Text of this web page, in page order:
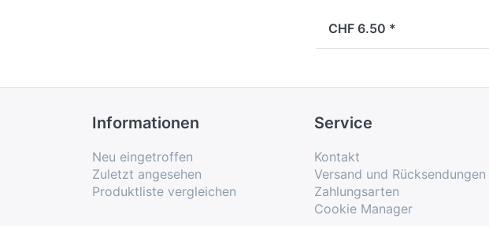
CHF 6.50 *
Informationen
Neu eingetroffen
Zuletzt angesehen
Produktliste vergleichen
Service
Kontakt
Versand und Rücksendungen
Zahlungsarten
Cookie Manager